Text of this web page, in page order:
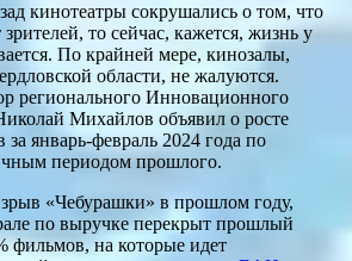
кинотеатры сокрушались о том, что
то сейчас, кажется, жизнь у
По крайней мере, кинозалы,
области, не жалуются.
регионального Инновационного
Михайлов объявил о росте
январь-февраль 2024 года по
периодом прошлого.
«Чебурашки» в прошлом году,
по выручке перекрыт прошлый
фильмов, на которые идет